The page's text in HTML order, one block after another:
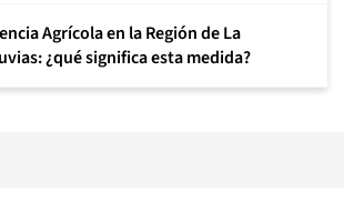
Agrícola en la Región de La
¿qué significa esta medida?